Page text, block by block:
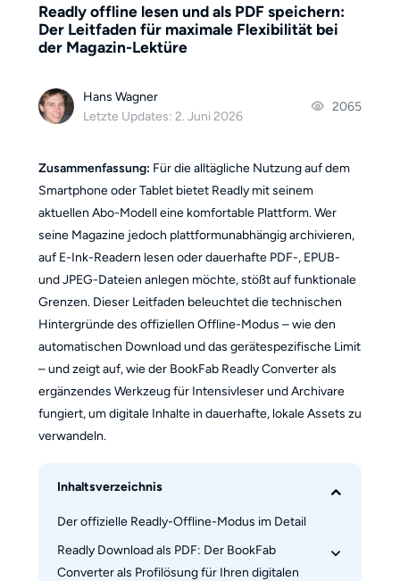
Readly offline lesen und als PDF speichern:
Der Leitfaden für maximale Flexibilität bei
der Magazin-Lektüre
Hans Wagner
Letzte Updates: 2. Juni 2026
2065
Zusammenfassung: Für die alltägliche Nutzung auf dem
Smartphone oder Tablet bietet Readly mit seinem
aktuellen Abo-Modell eine komfortable Plattform. Wer
seine Magazine jedoch plattformunabhängig archivieren,
auf E-Ink-Readern lesen oder dauerhafte PDF-, EPUB-
und JPEG-Dateien anlegen möchte, stößt auf funktionale
Grenzen. Dieser Leitfaden beleuchtet die technischen
Hintergründe des offiziellen Offline-Modus – wie den
automatischen Download und das gerätespezifische Limit
– und zeigt auf, wie der BookFab Readly Converter als
ergänzendes Werkzeug für Intensivleser und Archivare
fungiert, um digitale Inhalte in dauerhafte, lokale Assets zu
verwandeln.
Inhaltsverzeichnis
Der offizielle Readly-Offline-Modus im Detail
Readly Download als PDF: Der BookFab
Converter als Profilösung für Ihren digitalen